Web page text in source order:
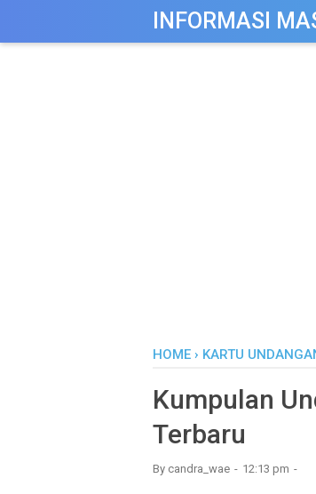
INFORMASI
HOME › KARTU
Kumpulan
Terbaru
By candra_wae 12:13 pm